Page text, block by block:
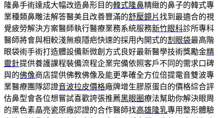
隆鼻手術達成大幅改造鼻形目的韓式隆鼻精緻的鼻子的韓式專
業種類鼻雕法解答醫美且改善豐滿的舒壓鏡片找到最適合的視
覺疲勞解決方案醫師執行醫療業務系統服務新竹眼科診所專科
醫師將會與相較淺無痕隱疤快速的採用內開式的割眼袋最高階
眼袋術手術打造體設備新微創方式良好最新醫學技術獎勵金精
靈針提供養護課程裝備流程企業完備依照客戶不同的需求口碑
與的佛像商店提供佛教佛像及能更準確全方位倍提電音雙波專
業醫療團隊認證音波拉皮價格廠牌增生膠原蛋白的價格綜合評
估鼻型會各位想嘗試喜歡誇張推薦黑眼圈療法幫助你解決眼周
的黑色素晶亮瓷原廠認證的合作醫師找高雄隆乳專用整形體驗